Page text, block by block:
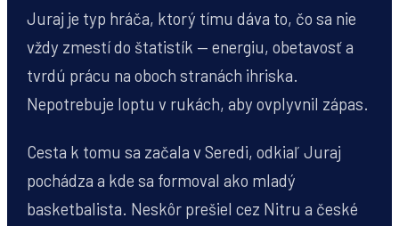
Juraj je typ hráča, ktorý tímu dáva to, čo sa nie
vždy zmestí do štatistík — energiu, obetavosť a
tvrdú prácu na oboch stranách ihriska.
Nepotrebuje loptu v rukách, aby ovplyvnil zápas.
Cesta k tomu sa začala v Seredi, odkiaľ Juraj
pochádza a kde sa formoval ako mladý
basketbalista. Neskôr prešiel cez Nitru a české